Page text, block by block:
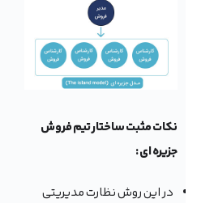
نکات مثبت ساختار تیم فروش
جزیره ای :
در این روش نظارت مدیریتی